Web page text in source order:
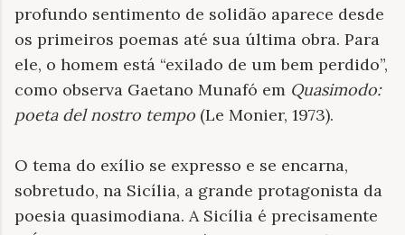
profundo sentimento de solidão aparece desde
os primeiros poemas até sua última obra. Para
ele, o homem está “exilado de um bem perdido”,
como observa Gaetano Munafó em Quasimodo:
poeta del nostro tempo (Le Monier, 1973).
O tema do exílio se expresso e se encarna,
sobretudo, na Sicília, a grande protagonista da
poesia quasimodiana. A Sicília é precisamente